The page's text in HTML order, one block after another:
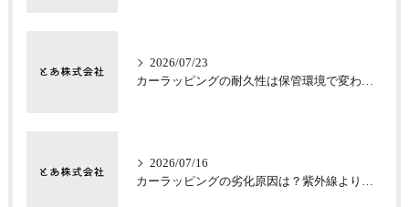
2026/07/23
カーラッピングの耐久性は保管環境で変わる？意外な差
2026/07/16
カーラッピングの劣化原因は？紫外線より見落としがちな保管環境